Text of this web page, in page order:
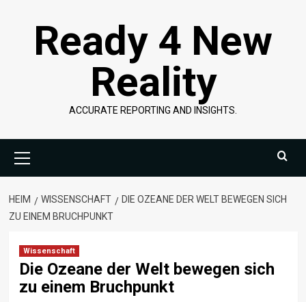
InhaltenReady 4 New
Reality
ACCURATE REPORTING AND INSIGHTS.
Menü
HEIM WISSENSCHAFT
DIE OZEANE DER WELT BEWEGEN SICH
ZU EINEM BRUCHPUNKT
Wissenschaft
Die Ozeane der Welt bewegen sich
zu einem Bruchpunkt